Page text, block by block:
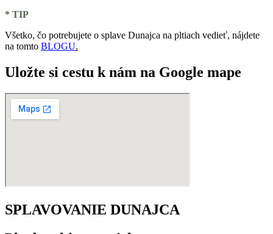
* TIP
Všetko, čo potrebujete o splave Dunajca na pltiach vedieť, nájdete
na tomto BLOGU.
Uložte si cestu k nám na Google mape
SPLAVOVANIE DUNAJCA